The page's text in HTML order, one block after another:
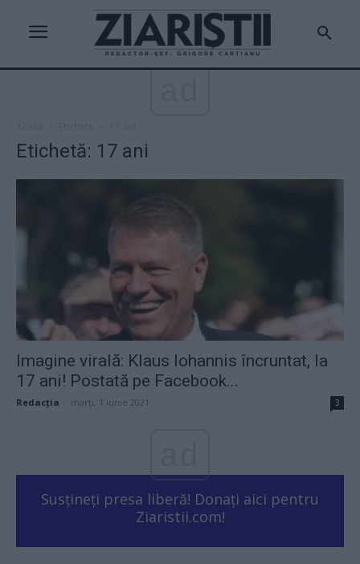
Etichetă: 17 ani
Imagine virală: Klaus Iohannis încruntat, la
17 ani! Postată pe Facebook...
Redacţia marți, 1 iunie 2021 3
Susțineți presa liberă! Donați aici pentru
Ziaristii.com!